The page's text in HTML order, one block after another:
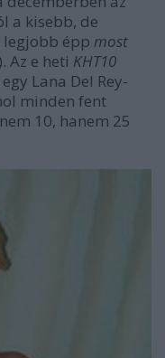
a kisebb, de
legjobb épp most
Az e heti KHT10
Lana Del Rey-
minden fent
10, hanem 25